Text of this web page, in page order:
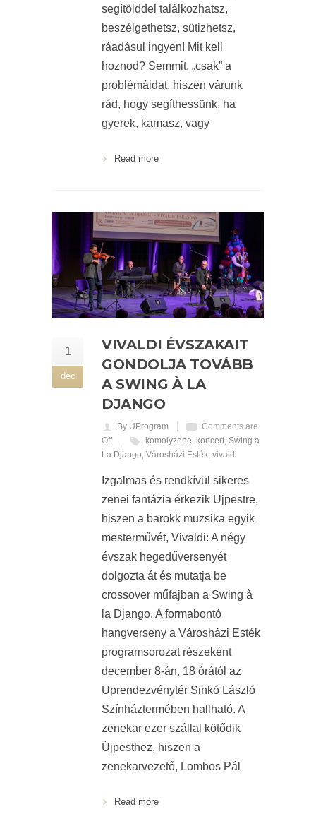
segítőiddel találkozhatsz,
beszélgethetsz, sütizhetsz,
ráadásul ingyen! Mit kell
hoznod? Semmit, „csak” a
problémáidat, hiszen várunk
rád, hogy segíthessünk, ha
gyerek, kamasz, vagy
Read more
1
dec
VIVALDI ÉVSZAKAIT
GONDOLJA TOVÁBB
A SWING À LA
DJANGO
By UProgram
Comments are
Off
komolyzene, koncert, Swing a
La Django, Városházi Esték, vivaldi
Izgalmas és rendkívül sikeres
zenei fantázia érkezik Újpestre,
hiszen a barokk muzsika egyik
mesterművét, Vivaldi: A négy
évszak hegedűversenyét
dolgozta át és mutatja be
crossover műfajban a Swing à
la Django. A formabontó
hangverseny a Városházi Esték
programsorozat részeként
december 8-án, 18 órától az
Uprendezvénytér Sinkó László
Színháztermében hallható. A
zenekar ezer szállal kötődik
Újpesthez, hiszen a
zenekarvezető, Lombos Pál
Read more